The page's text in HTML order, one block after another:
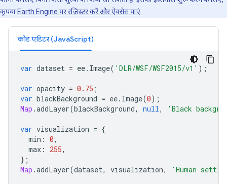
कृपया Earth Engine पर रजिस्टर करें और ऐक्सेस पाएं.
कोड एडिटर (JavaScript)
var dataset = ee. Image( 'DLR/WSF/WSF2015/v1' );
var opacity = 0.75 ;
var blackBackground = ee. Image(0);
Map .addLayer(blackBackground, null, 'Black
var visualization = {
min : 0,
max : 255,
};
Map .addLayer(dataset, visualization, 'Human